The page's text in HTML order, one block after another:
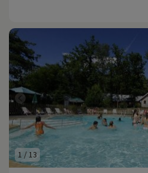
1 / 13